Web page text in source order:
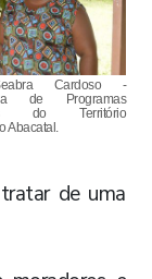
Cardoso -
de Programas
do Território
Abacatal.
de uma